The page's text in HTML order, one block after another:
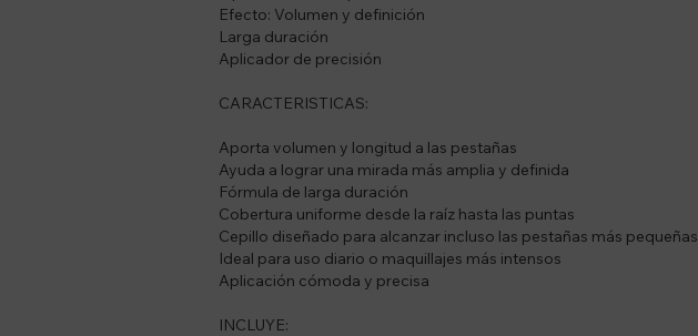
Efecto: Volumen y definición
Larga duración
Aplicador de precisión
CARACTERISTICAS:
Aporta volumen y longitud a las pestañas
Ayuda a lograr una mirada más amplia y definida
Fórmula de larga duración
Cobertura uniforme desde la raíz hasta las puntas
Cepillo diseñado para alcanzar incluso las pestañas más pequeñas
Ideal para uso diario o maquillajes más intensos
Aplicación cómoda y precisa
INCLUYE: